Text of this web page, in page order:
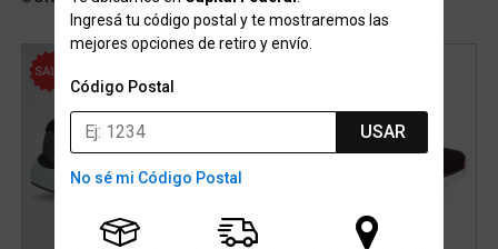
Ingresá tu código postal y te mostraremos las
mejores opciones de retiro y envío.
Código Postal
USAR
No sé mi Código Postal
10% OFF